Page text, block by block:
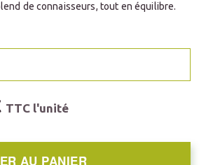
de connaisseurs, tout en équilibre.
TTC l'unité
AU PANIER